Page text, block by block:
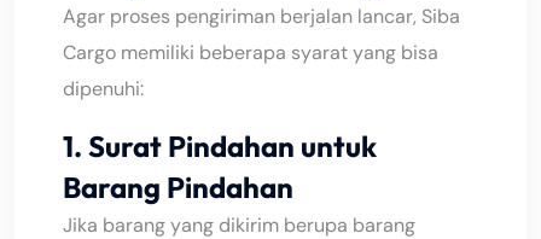
Agar proses pengiriman berjalan lancar, Siba
Cargo memiliki beberapa syarat yang bisa
dipenuhi:
1. Surat Pindahan untuk
Barang Pindahan
Jika barang yang dikirim berupa barang